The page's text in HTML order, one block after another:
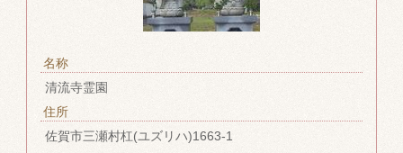
名称
清流寺霊園
住所
佐賀市三瀬村杠(ユズリハ)1663-1